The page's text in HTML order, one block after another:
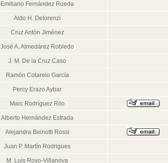
Emiliano Fernández Rueda
Aldo H. Delorenzi
Cruz Antón Jiménez
José A. Almedárez Robledo
J. M. De la Cruz Caso
Ramón Cotarelo García
Percy Erazo Aybar
Marc Rodríguez Rilo
Alberto Hernández Estrada
Alejandra Beinotti Rossi
Juan P. Martín Rodrigues
M. Luis Royo-Villanova